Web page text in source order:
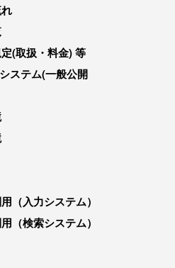
(取扱・料金) 等
ステム(一般公開
（入力システム）
（検索システム）